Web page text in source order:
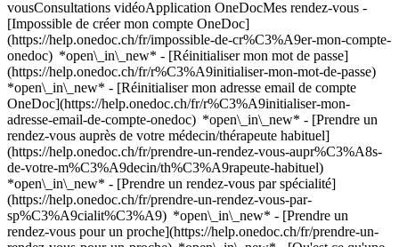
vousConsultations vidéoApplication OneDocMes rendez-vous -
[Impossible de créer mon compte OneDoc]
(https://help.onedoc.ch/fr/impossible-de-cr%C3%A9er-mon-compte-
onedoc) *open\_in\_new* - [Réinitialiser mon mot de passe]
(https://help.onedoc.ch/fr/r%C3%A9initialiser-mon-mot-de-passe)
*open\_in\_new* - [Réinitialiser mon adresse email de compte
OneDoc](https://help.onedoc.ch/fr/r%C3%A9initialiser-mon-
adresse-email-de-compte-onedoc) *open\_in\_new* - [Prendre un
rendez-vous auprès de votre médecin/thérapeute habituel]
(https://help.onedoc.ch/fr/prendre-un-rendez-vous-aupr%C3%A8s-
de-votre-m%C3%A9decin/th%C3%A9rapeute-habituel)
*open\_in\_new* - [Prendre un rendez-vous par spécialité]
(https://help.onedoc.ch/fr/prendre-un-rendez-vous-par-
sp%C3%A9cialit%C3%A9) *open\_in\_new* - [Prendre un
rendez-vous pour un proche](https://help.onedoc.ch/fr/prendre-un-